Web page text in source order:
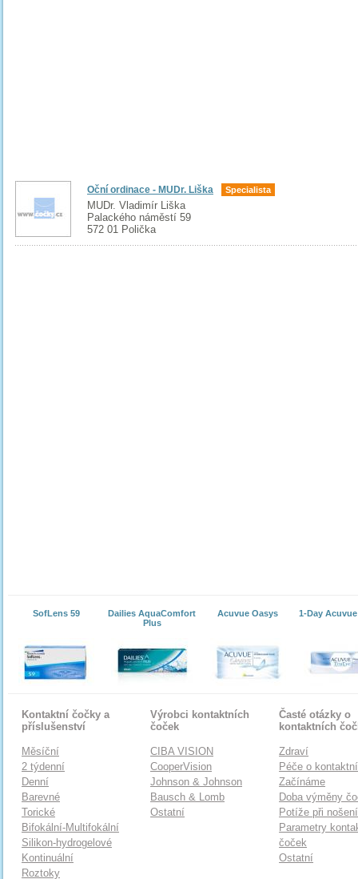
Oční ordinace - MUDr. Liška Specialista
MUDr. Vladimír Liška
Palackého náměstí 59
572 01 Polička
SofLens 59
Dailies AquaComfort
Plus
Acuvue Oasys 1-Day
Kontaktní čočky a
příslušenství
Měsíční
2 týdenní
Denní
Barevné
Torické
Bifokální-Multifokální
Silikon-hydrogelové
Kontinuální
Roztoky
Výrobci kontaktních
čoček
CIBA VISION
CooperVision
Johnson & Johnson
Bausch & Lomb
Ostatní
Časté otázky o
kontaktních
Zdraví
Péče o
Začínáme
Doba výměny
Potíže při
Parametry
čoček
Ostatní